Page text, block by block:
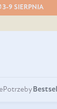
3-9 SIERPNIA
Potrzeby